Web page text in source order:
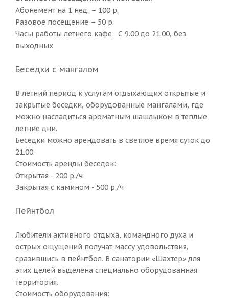
Абонемент на 1 нед. – 100 р.
Разовое посещение – 50 р.
Часы работы летнего кафе: С 9.00 до 21.00, без
выходных
Беседки с мангалом
В летний период к услугам отдыхающих открытые и
закрытые беседки, оборудованные мангалами, где
можно насладиться ароматным шашлыком в теплые
летние дни.
Беседки можно арендовать в светлое время суток до
21.00.
Стоимость аренды беседок:
Открытая - 200 р./ч
Закрытая с камином - 500 р./ч
Пейнтбол
Любители активного отдыха, командного духа и
острых ощущений получат массу удовольствия,
сразившись в пейнтбол. В санатории «Шахтер» для
этих целей выделена специально оборудованная
территория.
Стоимость оборудования: